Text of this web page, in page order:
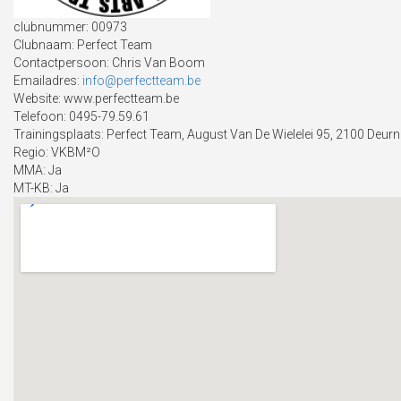
clubnummer: 00973
Clubnaam: Perfect Team
Contactpersoon: Chris Van Boom
Emailadres: info@perfectteam.be
Website: www.perfectteam.be
Telefoon: 0495-79.59.61
Trainingsplaats: Perfect Team, August Van De Wielelei 95, 2100
Regio: VKBM²O
MMA: Ja
MT-KB: Ja